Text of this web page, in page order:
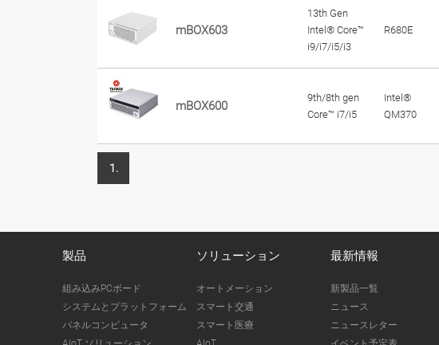
mBOX603
13th Gen
Intel® Core™
i9/i7/i5/i3
R680E
mBOX600
9th/8th gen
Core™ i7/i5
Intel®
QM370
1.
製品
組み込みPCボード
システムとプラットフォーム
パネルコンピュータ
ソリューション
オートメーション
スマート交通
スマート医療
最新情報
新製品一覧
ニュース
ニュースレター